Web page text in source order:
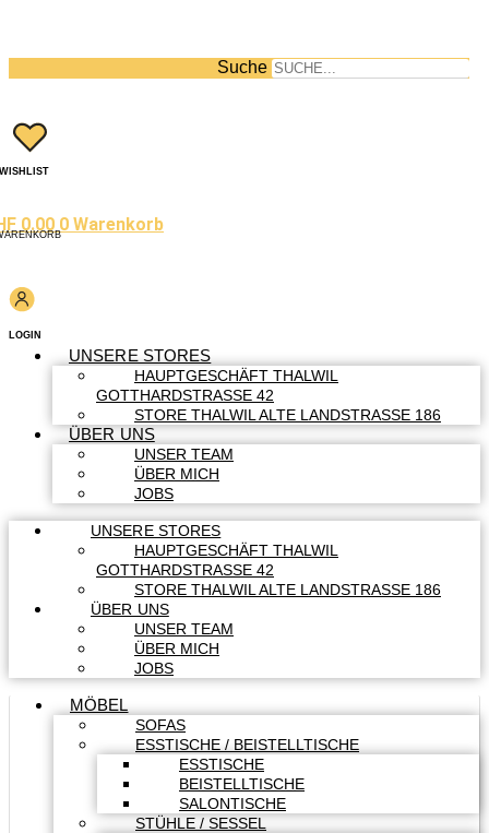
Suche
WISHLIST
0.00 0 Warenkorb
LOGIN
UNSERE STORES
HAUPTGESCHÄFT THALWIL
GOTTHARDSTRASSE 42
STORE THALWIL ALTE LANDSTRASSE 186
ÜBER UNS
UNSER TEAM
ÜBER MICH
JOBS
UNSERE STORES
HAUPTGESCHÄFT THALWIL
GOTTHARDSTRASSE 42
STORE THALWIL ALTE LANDSTRASSE 186
ÜBER UNS
UNSER TEAM
ÜBER MICH
JOBS
MÖBEL
SOFAS
ESSTISCHE / BEISTELLTISCHE
ESSTISCHE
BEISTELLTISCHE
SALONTISCHE
STÜHLE / SESSEL